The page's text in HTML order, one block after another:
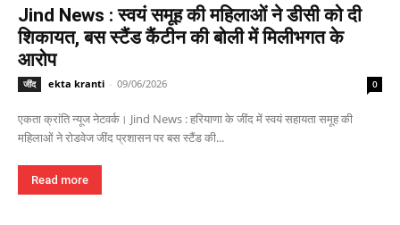
Jind News : स्वयं समूह की महिलाओं ने डीसी को दी
शिकायत, बस स्टैंड कैंटीन की बोली में मिलीभगत के
आरोप
जींद ekta kranti - 09/06/2026 0
एकता क्रांति न्यूज नेटवर्क। Jind News : हरियाणा के जींद में स्वयं सहायता समूह की
महिलाओं ने रोडवेज जींद प्रशासन पर बस स्टैंड की...
Read more